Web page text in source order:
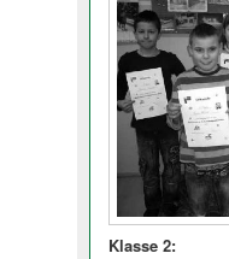
Klasse 2: